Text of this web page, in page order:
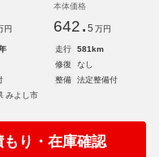
円
本体価格
642. 5 万円
走行
581km
修復
なし
整備
法定整備付
みよし市
もり・在庫確認